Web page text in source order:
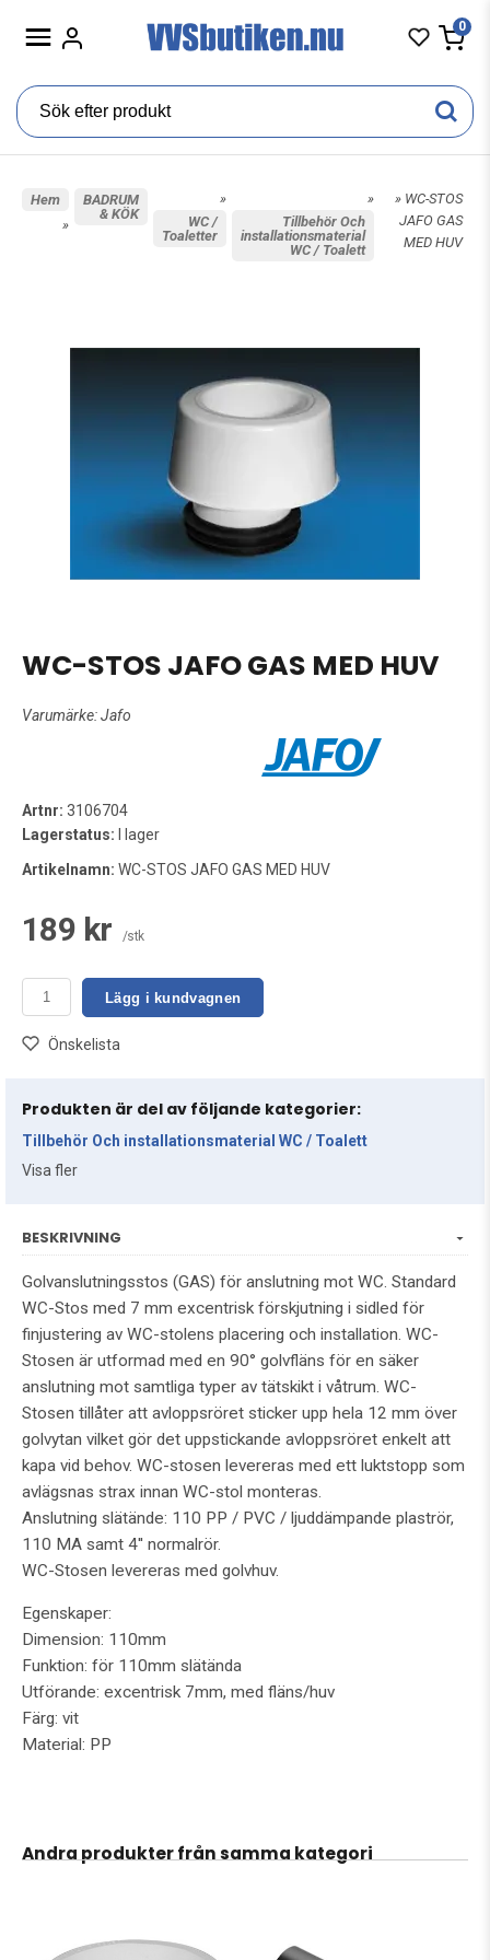
0
Hem
»
BADRUM
& KÖK
»
WC /
Toaletter
»
Tillbehör Och
installationsmaterial
WC / Toalett
» WC-STOS
JAFO GAS
MED HUV
WC-STOS JAFO GAS MED HUV
Varumärke:Jafo
Artnr: 3106704
Lagerstatus: I lager
Artikelnamn: WC-STOS JAFO GAS MED HUV
189 kr /stk
Lägg i kundvagnen
Önskelista
Produkten är del av följande kategorier:
Tillbehör Och installationsmaterial WC / Toalett
Visa fler
BESKRIVNING
Golvanslutningsstos (GAS) för anslutning mot WC. Standard
WC-Stos med 7 mm excentrisk förskjutning i sidled för
finjustering av WC-stolens placering och installation. WC-
Stosen är utformad med en 90° golvfläns för en säker
anslutning mot samtliga typer av tätskikt i våtrum. WC-
Stosen tillåter att avloppsröret sticker upp hela 12 mm över
golvytan vilket gör det uppstickande avloppsröret enkelt att
kapa vid behov. WC-stosen levereras med ett luktstopp som
avlägsnas strax innan WC-stol monteras.
Anslutning slätände: 110 PP / PVC / ljuddämpande plaströr,
110 MA samt 4'' normalrör.
WC-Stosen levereras med golvhuv.
Egenskaper:
Dimension: 110mm
Funktion: för 110mm slätända
Utförande: excentrisk 7mm, med fläns/huv
Färg: vit
Material: PP
Andra produkter från samma kategori